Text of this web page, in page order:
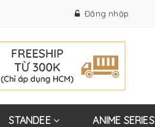
Đăng nhập
STANDEE ANIME SERIES